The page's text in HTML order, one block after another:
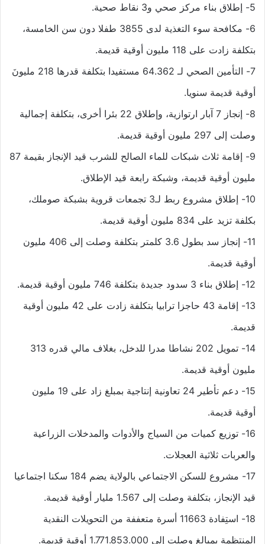
5- إطلاق بناء مركز صحي و3 نقاط صحية.
6- مكافحة سوء التغذية لدى 3855 طفلا دون سن الخامسة،
بتكلفة زادت على 118 مليون أوقية قديمة.
7- التأمين الصحي لـ 64.362 مستفيدا بتكلفة قدرها 218 مليونَ
أوقية قديمة سنويا.
8- إنجاز 7 آبار ارتوازية، وإطلاق 22 بئرا أخرى، بتكلفة إجمالية
وصلت إلى 297 مليون أوقية قديمة.
9- إقامة ثلاث شبكات للماء الصالح للشرب قيد الإنجاز بقيمة 87
مليون أوقية قديمة، وشبكة رابعة قيد الإطلاق.
10- إطلاق مشروع ربط لـ3 تجمعات قروية بشبكة صوملك،
بكلفة تزيد على 834 مليون أوقية قديمة.
11- إنجاز سد بطول 3.6 كلمتر بتكلفة وصلت إلى 406 مليون
أوقية قديمة.
12- إطلاق بناء 3 سدود جديدة بتكلفة 746 مليون أوقية قديمة.
13- إقامة 43 حاجزا ترابيا بتكلفة زادت على 42 مليون أوقية
قديمة.
14- تمويل 202 نشاطا مدرا للدخل، بغلاف مالي قدره 313
مليون أوقية قديمة.
15- دعم تأطير 24 تعاونية إنتاجية بمبلغ زاد على 19 مليون
أوقية قديمة.
16- توزيع كميات من السياج والأدوات والمدخلات الزراعية
والعربات ثلاثية العجلات.
17- مشروع للسكن الاجتماعي بالولاية يضم 184 سكنا اجتماعيا
قيد الإنجاز، بتكلفة وصلت إلى 1.567 مليار أوقية قديمة.
18- استِفادة 11663 أسرة متعففة من التحويلات النقدية
المنتظمة بمبالغ وصلت إلى 1.771.853.000 أوقية قديمة.